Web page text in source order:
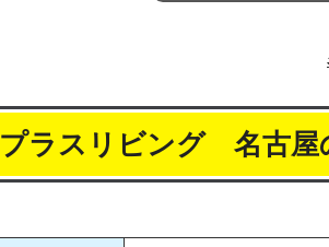
プラスリビング 名古屋